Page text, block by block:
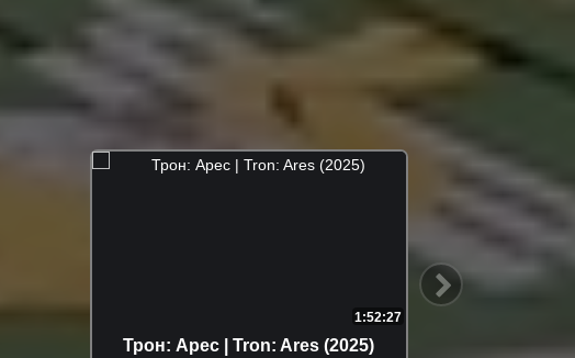
1:52:27
Трон: Арес | Tron: Ares (2025)